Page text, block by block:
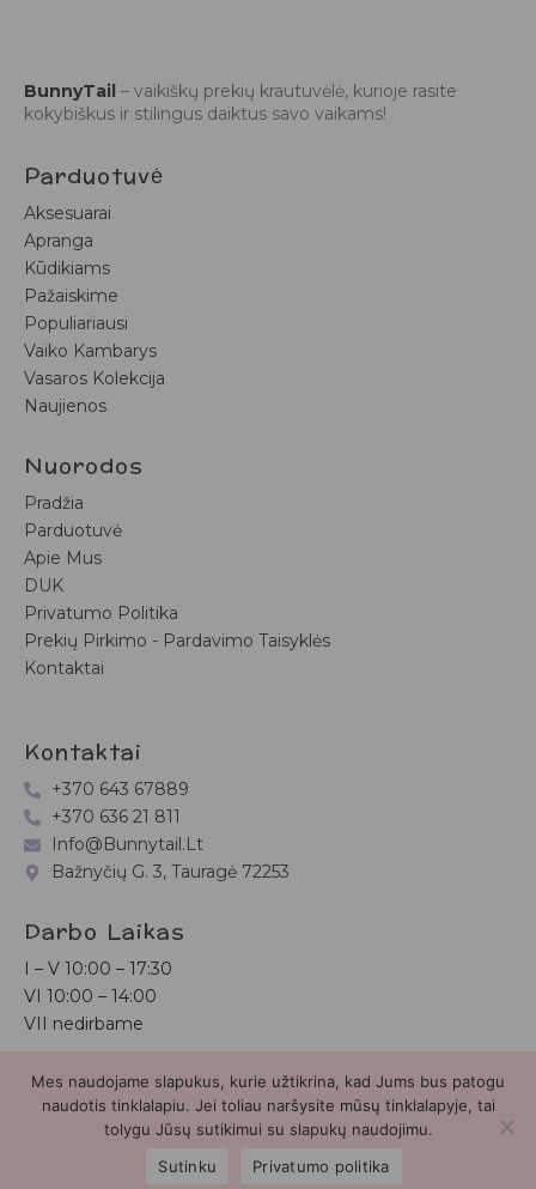
BunnyTail – vaikiškų prekių krautuvėlė, kurioje rasite
kokybiškus ir stilingus daiktus savo vaikams!
Parduotuvė
Aksesuarai
Apranga
Kūdikiams
Pažaiskime
Populiariausi
Vaiko Kambarys
Vasaros Kolekcija
Naujienos
Nuorodos
Pradžia
Parduotuvė
Apie Mus
DUK
Privatumo Politika
Prekių Pirkimo - Pardavimo Taisyklės
Kontaktai
Kontaktai
+370 643 67889
+370 636 21 811
Info@bunnytail.lt
Bažnyčių G. 3, Tauragė 72253
Darbo Laikas
I – V 10:00 – 17:30
VI 10:00 – 14:00
VII nedirbame
Bunnytail.lt| Copyright 2026 | Svetainė sukurtaMyra.lt
Mes naudojame slapukus, kurie užtikrina, kad Jums bus patogu
naudotis tinklalapiu. Jei toliau naršysite mūsų tinklalapyje, tai
tolygu Jūsų sutikimui su slapukų naudojimu.
Sutinku
Privatumo politika